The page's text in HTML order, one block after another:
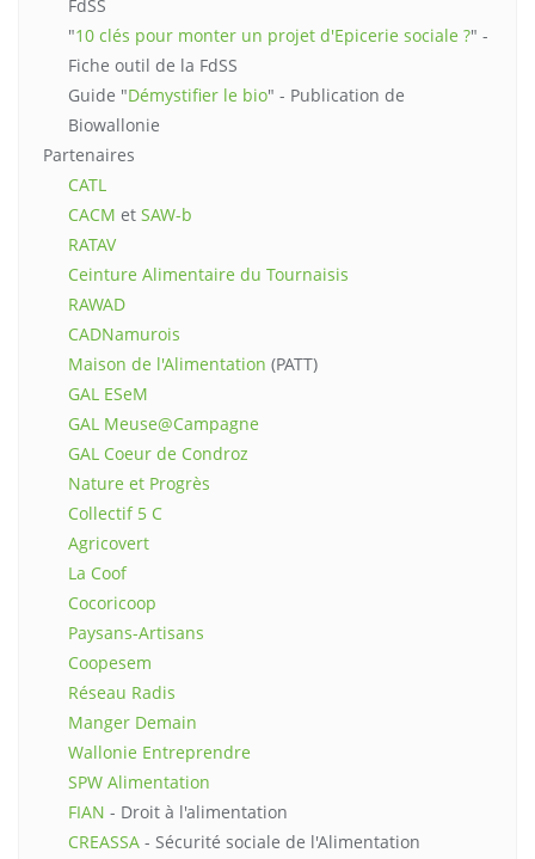
FdSS
"10 clés pour monter un projet d'Epicerie sociale ?" -
Fiche outil de la FdSS
Guide "Démystifier le bio" - Publication de
Biowallonie
Partenaires
CATL
CACM et SAW-b
RATAV
Ceinture Alimentaire du Tournaisis
RAWAD
CADNamurois
Maison de l'Alimentation (PATT)
GAL ESeM
GAL Meuse@Campagne
GAL Coeur de Condroz
Nature et Progrès
Collectif 5 C
Agricovert
La Coof
Cocoricoop
Paysans-Artisans
Coopesem
Réseau Radis
Manger Demain
Wallonie Entreprendre
SPW Alimentation
FIAN - Droit à l'alimentation
CREASSA - Sécurité sociale de l'Alimentation